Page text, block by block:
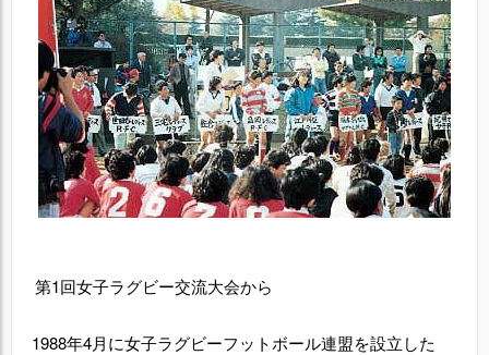
第1回女子ラグビー交流大会から
1988年4月に女子ラグビーフットボール連盟を設立した